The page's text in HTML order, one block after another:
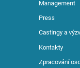
Management
Press
Castingy a
Kontakty
Zpracování